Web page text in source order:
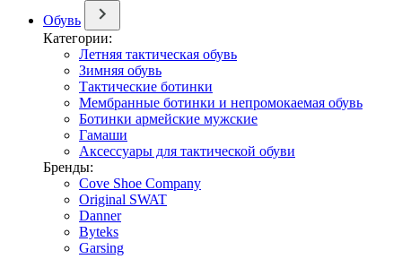
Обувь
Категории:
Летняя тактическая обувь
Зимняя обувь
Тактические ботинки
Мембранные ботинки и непромокаемая обувь
Ботинки армейские мужские
Гамаши
Аксессуары для тактической обуви
Бренды:
Cove Shoe Company
Original SWAT
Danner
Byteks
Garsing